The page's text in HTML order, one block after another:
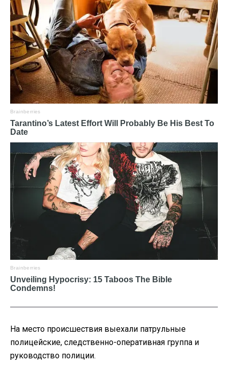
На место происшествия выехали патрульные
полицейские, следственно-оперативная группа и
руководство полиции.